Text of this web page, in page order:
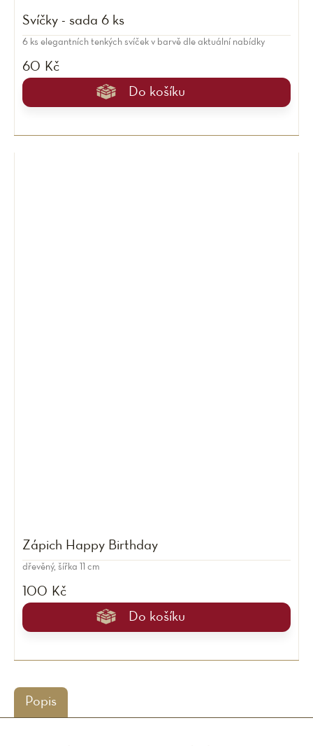
Svíčky - sada 6 ks
60 Kč
Do košíku
6 ks elegantních tenkých svíček v barvě dle aktuální nabídky
Zápich Happy Birthday
100 Kč
Do košíku
dřevěný, šířka 11 cm
Popis